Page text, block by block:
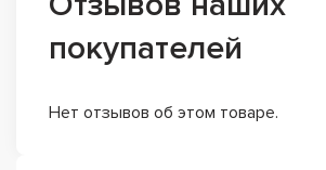
покупателей
Нет отзывов об этом товаре.